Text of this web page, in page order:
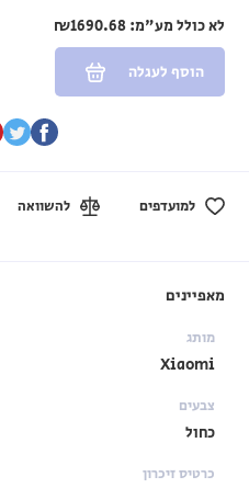
לא כולל מע"מ:₪1690.68
הוסף לעגלה
למועדפים להשוואה
מאפיינים
מותג
Xiaomi
צבעים
כחול
כרטיס זיכרון